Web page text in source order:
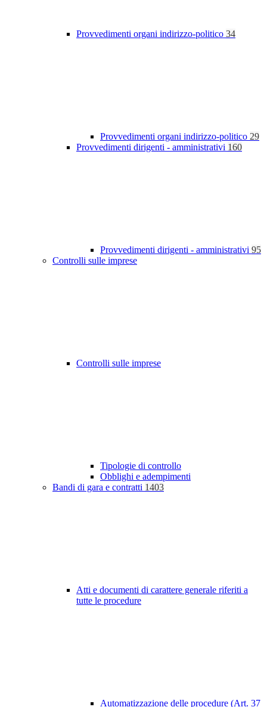
Provvedimenti organi indirizzo-politico 34
Provvedimenti organi indirizzo-politico 29
Provvedimenti dirigenti - amministrativi 160
Provvedimenti dirigenti - amministrativi 95
Controlli sulle imprese
Controlli sulle imprese
Tipologie di controllo
Obblighi e adempimenti
Bandi di gara e contratti 1403
Atti e documenti di carattere generale riferiti a
tutte le procedure
Automatizzazione delle procedure (Art. 37